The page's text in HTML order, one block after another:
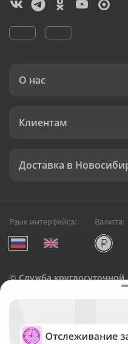
О нас
Клиентам
Доставка в
Язык интерфейса: Валюта:
©Служба круглосуточной
Русский Букет, 2026
Общество с ограниченной
ОГРН: 1195476081745, ИНН: